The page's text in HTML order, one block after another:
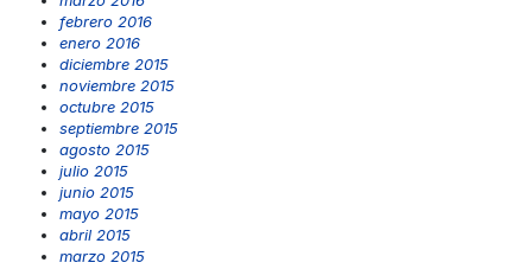
febrero 2016
enero 2016
diciembre 2015
noviembre 2015
octubre 2015
septiembre 2015
agosto 2015
julio 2015
junio 2015
mayo 2015
abril 2015
marzo 2015